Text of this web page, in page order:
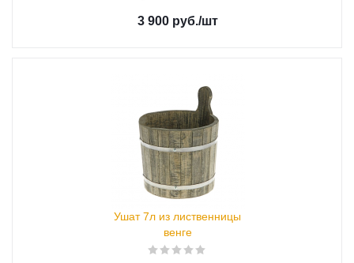
3 900 руб./шт
Ушат 7л из лиственницы
венге